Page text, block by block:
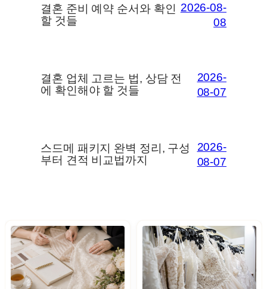
결혼 준비 예약 순서와 확인
할 것들
2026-08-
08
결혼 업체 고르는 법, 상담 전
에 확인해야 할 것들
2026-
08-07
스드메 패키지 완벽 정리, 구성
부터 견적 비교법까지
2026-
08-07